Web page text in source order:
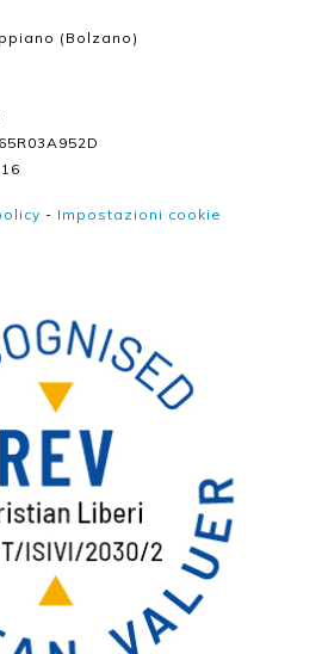
(Bolzano)
- Impostazioni cookie